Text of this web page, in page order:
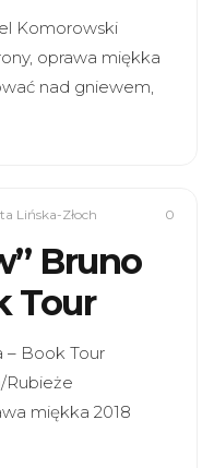
Komorowski
oprawa miękka
nad gniewem,
Lińska-Złoch 0
Bruno
Tour
– Book Tour
miękka 2018